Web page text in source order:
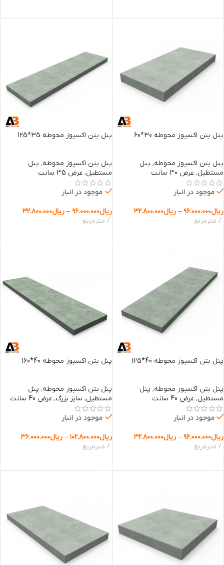
پنل بتن اکسپوز محوطه 30*60
پنل بتن اکسپوز محوطه, پنل
مستطیل, عرض 30 سانت
موجود در انبار
ریال۹۶.۰۰۰.۰۰۰ – ریال۳۲.۸۰۰.۰۰۰
مترمربع
پنل بتن اکسپوز محوطه 35*125
پنل بتن اکسپوز محوطه, پنل
مستطیل, عرض 35 سانت
موجود در انبار
ریال۹۶.۰۰۰.۰۰۰ – ریال۳۲.۸۰۰.۰۰۰
مترمربع
پنل بتن اکسپوز محوطه 40*125
پنل بتن اکسپوز محوطه, پنل
مستطیل, عرض 40 سانت
موجود در انبار
ریال۹۶.۰۰۰.۰۰۰ – ریال۳۲.۸۰۰.۰۰۰
مترمربع
پنل بتن اکسپوز محوطه 40*160
پنل بتن اکسپوز محوطه, پنل
مستطیل, سایز بزرگ, عرض 40 سانت
موجود در انبار
ریال۱۰۲.۸۰۰.۰۰۰ – ریال۳۶.۰۰۰.۰۰۰
مترمربع